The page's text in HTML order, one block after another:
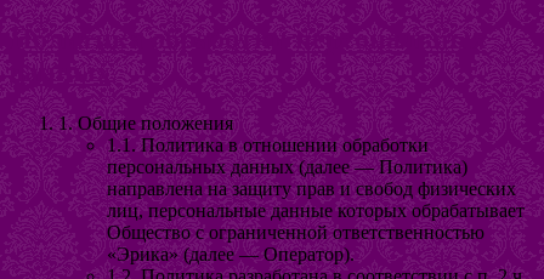
1. Общие положения
1.1. Политика в отношении обработки
персональных данных (далее — Политика)
направлена на защиту прав и свобод физических
лиц, персональные данные которых обрабатывает
Общество с ограниченной ответственностью
«Эрика» (далее — Оператор).